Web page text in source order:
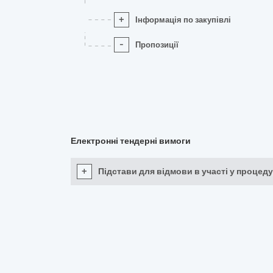
+ Інформація по закупівлі
- Пропозиції
Електронні тендерні вимоги
+ Підстави для відмови в участі у